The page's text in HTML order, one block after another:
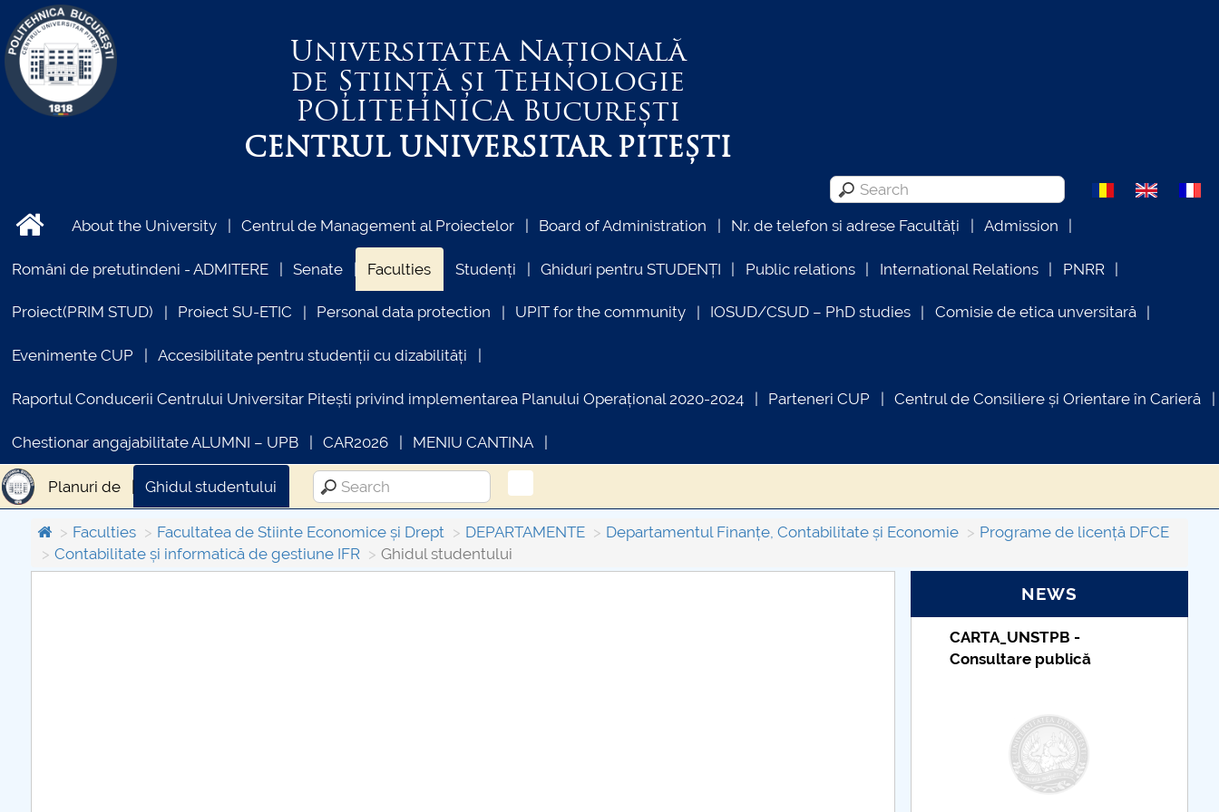
Universitatea Națională
de Știință și Tehnologie
POLITEHNICABucurești
CENTRUL UNIVERSITAR PITEȘTI
About the University Centrul de Management al Proiectelor Board of Administration Nr. de telefon si adrese Facultăți Admission
Români de pretutindeni - ADMITERE Senate Faculties Studenți Ghiduri pentru STUDENȚI Public relations International Relations PNRR
Proiect(PRIM STUD) Proiect SU-ETIC Personal data protection UPIT for the community IOSUD/CSUD – PhD studies Comisie de etica unversitară
Evenimente CUP Accesibilitate pentru studenții cu dizabilități
Raportul Conducerii Centrului Universitar Pitești privind implementarea Planului Operațional 2020-2024 Parteneri CUP Centrul de Consiliere și Orientare în Carieră
Chestionar angajabilitate ALUMNI – UPB CAR2026 MENIU CANTINA
Planuri de Ghidul studentului
Faculties Facultatea de Stiinte Economice și Drept DEPARTAMENTE Departamentul Finanțe, Contabilitate și Economie
Programe de licență DFCE
Contabilitate și informatică de gestiune IFR
Ghidul studentului
NEWS
CARTA_UNSTPB -
Consultare publică